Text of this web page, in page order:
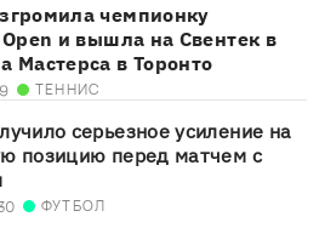
чемпионку
и вышла на Свентек в
Мастерса в Торонто
ТЕННИС
серьезное усиление на
позицию перед матчем с
ФУТБОЛ